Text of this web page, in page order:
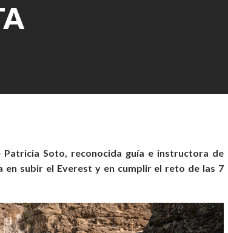
Soto, reconocida guía e instructora de
en subir el Everest y en cumplir el reto de las 7